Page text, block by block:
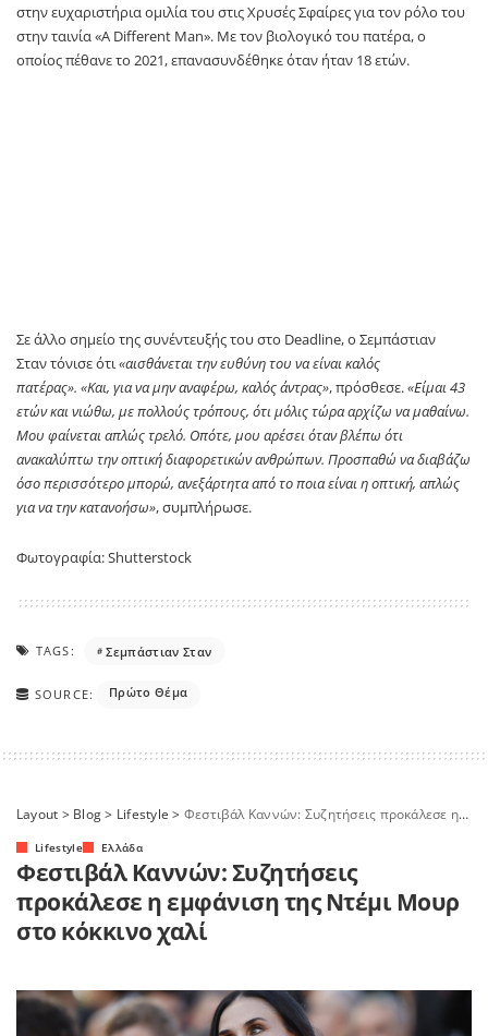
στην ευχαριστήρια ομιλία του στις Χρυσές Σφαίρες για τον ρόλο του
στην ταινία «A Different Man». Με τον βιολογικό του πατέρα, ο
οποίος πέθανε το 2021, επανασυνδέθηκε όταν ήταν 18 ετών.
Σε άλλο σημείο της συνέντευξής του στο Deadline, ο Σεμπάστιαν
Σταν τόνισε ότι«αισθάνεται την ευθύνη του να είναι καλός
πατέρας». «Και, για να μην αναφέρω, καλός άντρας», πρόσθεσε.«Είμαι 43
ετών και νιώθω, με πολλούς τρόπους, ότι μόλις τώρα αρχίζω να μαθαίνω.
Μου φαίνεται απλώς τρελό. Οπότε, μου αρέσει όταν βλέπω ότι
ανακαλύπτω την οπτική διαφορετικών ανθρώπων. Προσπαθώ να διαβάζω
όσο περισσότερο μπορώ, ανεξάρτητα από το ποια είναι η οπτική, απλώς
για να την κατανοήσω», συμπλήρωσε.
Φωτογραφία: Shutterstock
TAGS: Σεμπάστιαν Σταν
SOURCE: Πρώτο Θέμα
Layout > Blog> Lifestyle > Φεστιβάλ Καννών: Συζητήσεις προκάλεσε η εμφάνιση της Ντέμι Μουρ στο κόκκινο χαλί
Lifestyle Ελλάδα
Φεστιβάλ Καννών: Συζητήσεις
προκάλεσε η εμφάνιση της Ντέμι Μουρ
στο κόκκινο χαλί